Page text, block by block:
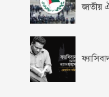
জাতীয়